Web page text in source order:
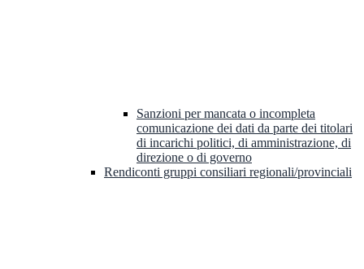
Sanzioni per mancata o incompleta
comunicazione dei dati da parte dei titolari
di incarichi politici, di amministrazione, di
direzione o di governo
Rendiconti gruppi consiliari regionali/provinciali